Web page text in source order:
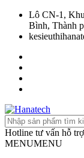
Lô CN-1,
Bình, Thành
Hotline tư vấn hỗ trợ
MENUMENU